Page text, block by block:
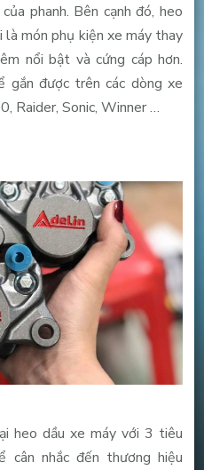
phanh. Bên cạnh đó, heo
là món phụ kiện xe máy thay
nổi bật và cứng cáp hơn.
gắn được trên các dòng xe
Raider, Sonic, Winner …
heo dầu xe máy với 3 tiêu
nhắc đến thương hiệu